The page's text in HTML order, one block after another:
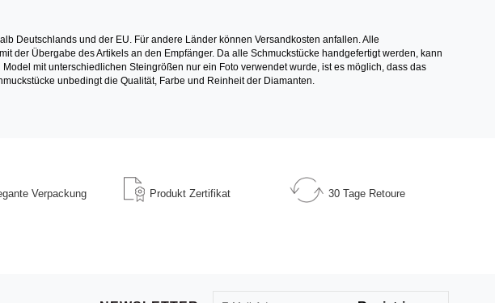
Deutschlands und der EU. Für andere Länder können Versandkosten anfallen. Alle
der Übergabe des Artikels an den Empfänger. Da alle Schmuckstücke handgefertigt werden, kann
mit unterschiedlichen Steingrößen nur ein Foto verwendet wurde, ist es möglich, dass das
unbedingt die Qualität, Farbe und Reinheit der Diamanten.
Verpackung Produkt Zertifikat 30 Tage Retoure